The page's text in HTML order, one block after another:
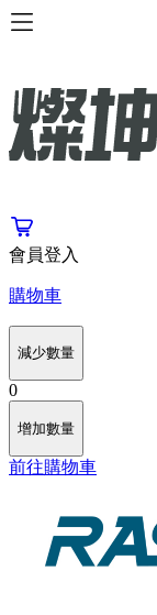
會員登入
購物車
減少數量
0
增加數量
前往購物車